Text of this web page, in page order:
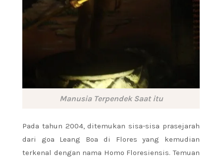
Manusia Terpendek Saat itu
Pada tahun 2004, ditemukan sisa-sisa prasejarah
dari goa Leang Boa di Flores yang kemudian
terkenal dengan nama Homo Floresiensis. Temuan